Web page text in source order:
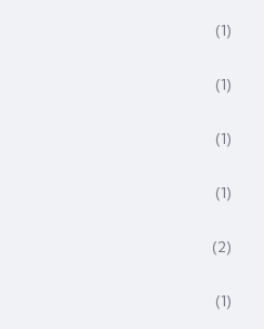
(1)
(1)
(1)
(1)
(2)
(1)